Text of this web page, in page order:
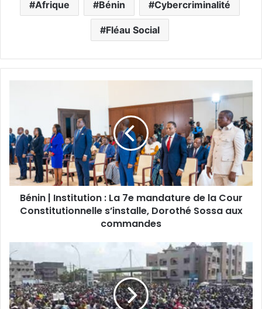
Afrique Bénin Cybercriminalité
Fléau Social
Bénin | Institution : La 7e mandature de la Cour
Constitutionnelle s’installe, Dorothé Sossa aux
commandes